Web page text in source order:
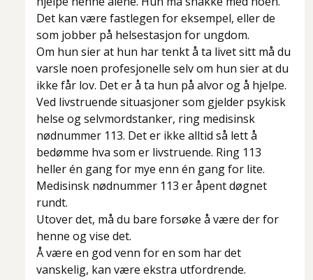
Det kan være fastlegen for eksempel, eller de
som jobber på helsestasjon for ungdom.
Om hun sier at hun har tenkt å ta livet sitt må du
varsle noen profesjonelle selv om hun sier at du
ikke får lov. Det er å ta hun på alvor og å hjelpe.
Ved livstruende situasjoner som gjelder psykisk
helse og selvmordstanker, ring medisinsk
nødnummer 113. Det er ikke alltid så lett å
bedømme hva som er livstruende. Ring 113
heller én gang for mye enn én gang for lite.
Medisinsk nødnummer 113 er åpent døgnet
rundt.
Utover det, må du bare forsøke å være der for
henne og vise det.
Å være en god venn for en som har det
vanskelig, kan være ekstra utfordrende.